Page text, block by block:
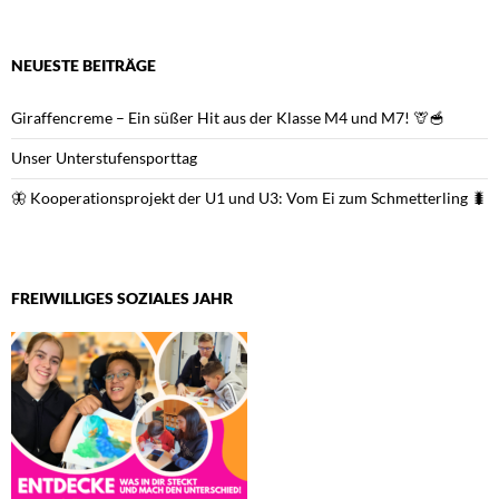
NEUESTE BEITRÄGE
Giraffencreme – Ein süßer Hit aus der Klasse M4 und M7! 🦒🥣
Unser Unterstufensporttag
🦋 Kooperationsprojekt der U1 und U3: Vom Ei zum Schmetterling 🐛
FREIWILLIGES SOZIALES JAHR